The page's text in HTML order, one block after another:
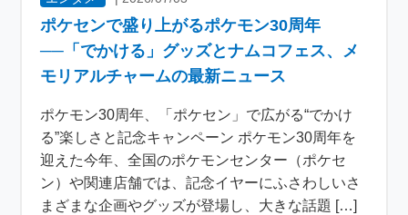
ポケセンで盛り上がるポケモン30周年
──「でかける」グッズとナムコフェス、メ
モリアルチャームの最新ニュース
ポケモン30周年、「ポケセン」で広がる“でかけ
る”楽しさと記念キャンペーン ポケモン30周年を
迎えた今年、全国のポケモンセンター（ポケセ
ン）や関連店舗では、記念イヤーにふさわしいさ
まざまな企画やグッズが登場し、大きな話題 […]